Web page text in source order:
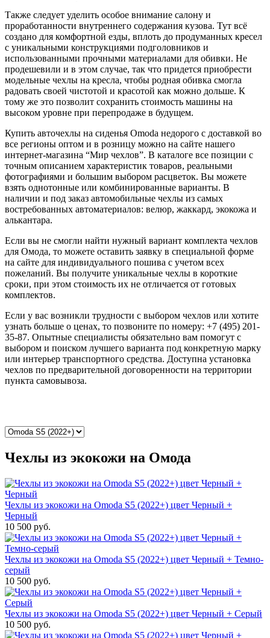
Также следует уделить особое внимание салону и
проработанности внутреннего содержания кузова. Тут всё
создано для комфортной езды, вплоть до продуманных кресел
с уникальными конструкциями подголовников и
использованными прочными материалами для обивки. Не
продешевили и в этом случае, так что придется приобрести
модельные чехлы на кресла, чтобы родная обивка смогла
радовать своей чистотой и красотой как можно дольше. К
тому же это позволит сохранить стоимость машины на
высоком уровне при перепродаже в будущем.
Купить авточехлы на сиденья Omoda недорого с доставкой во
все регионы оптом и в розницу можно на сайте нашего
интернет-магазина “Мир чехлов”. В каталоге все позиции с
точным описанием характеристик товаров, реальными
фотографиями и большим выбором расцветок. Вы можете
взять однотонные или комбинированные варианты. В
наличии и под заказ автомобильные чехлы из самых
востребованных автоматериалов: велюр, жаккард, экокожа и
алькантара.
Если вы не смогли найти нужный вариант комплекта чехлов
для Омода, то можете оставить заявку в специальной форме
на сайте для индивидуального пошива с учетом всех
пожеланий. Вы получите уникальные чехлы в короткие
сроки, при этом стоимость их не отличается от готовых
комплектов.
Если у вас возникли трудности с выбором чехлов или хотите
узнать больше о ценах, то позвоните по номеру: +7 (495) 201-
35-87. Опытные специалисты обязательно вам помогут с
выбором и поиском лучшего варианта под конкретную марку
или интерьер транспортного средства. Доступна установка
чехлов по предварительной договоренности на территории
пункта самовывоза.
Чехлы из экокожи на Омода
Чехлы из экокожи на Omoda S5 (2022+) цвет Черный +
Черный
10 500 руб.
Чехлы из экокожи на Omoda S5 (2022+) цвет Черный + Темно-
серый
10 500 руб.
Чехлы из экокожи на Omoda S5 (2022+) цвет Черный + Серый
10 500 руб.